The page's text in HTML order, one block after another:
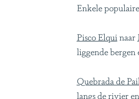
Enkele
Pisco Elqui naar
liggende
Quebrada de
langs de rivier